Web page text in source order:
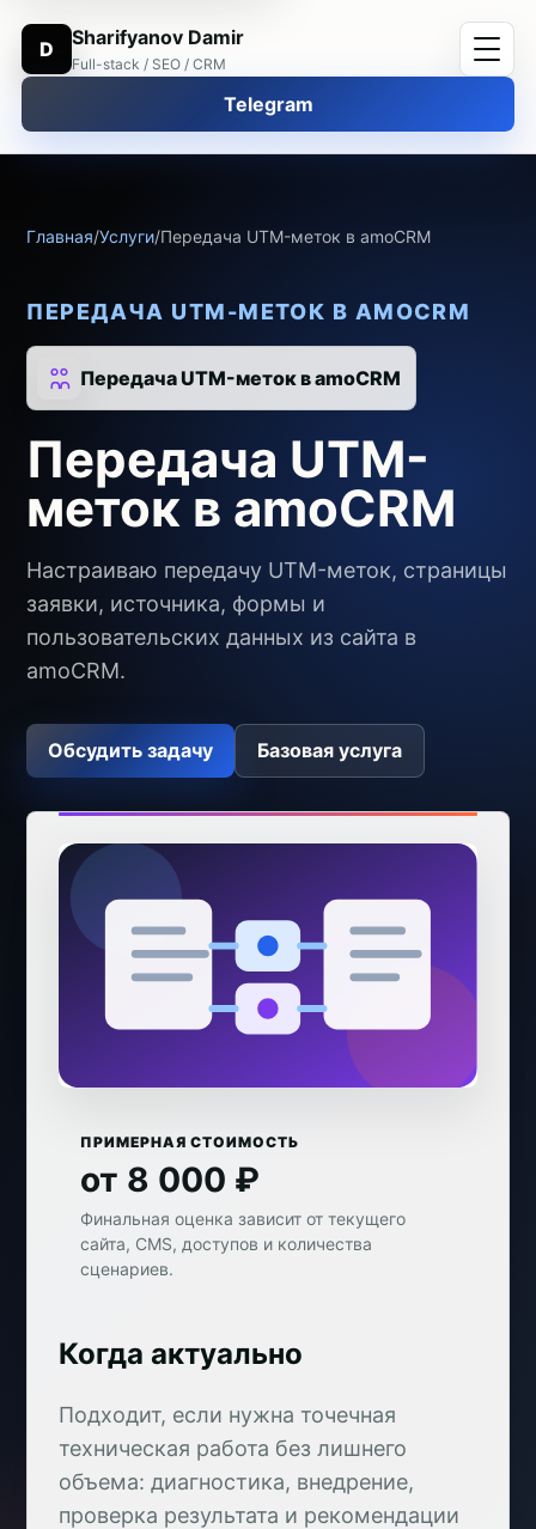
D Sharifyanov Damir
Full-stack / SEO / CRM
Telegram
Главная/Услуги/Передача UTM-меток в amoCRM
ПЕРЕДАЧА UTM-МЕТОК В AMOCRM
Передача UTM-меток в amoCRM
Передача UTM-
меток в amoCRM
Настраиваю передачу UTM-меток, страницы
заявки, источника, формы и
пользовательских данных из сайта в
amoCRM.
Обсудить задачу Базовая услуга
ПРИМЕРНАЯ СТОИМОСТЬ
от 8 000 ₽
Финальная оценка зависит от текущего
сайта, CMS, доступов и количества
сценариев.
Когда актуально
Подходит, если нужна точечная
техническая работа без лишнего
объема: диагностика, внедрение,
проверка результата и рекомендации